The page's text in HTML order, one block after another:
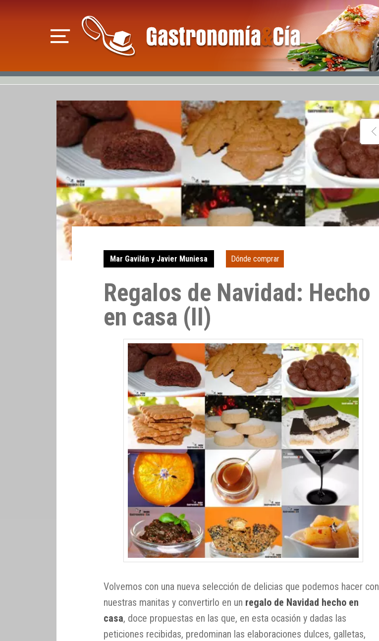
Mar Gavilán y Javier Muniesa Dónde comprar
Regalos de Navidad: Hecho
en casa (II)
Volvemos con una nueva selección de delicias que podemos hacer con
nuestras manitas y convertirlo en un regalo de Navidad hecho en
casa, doce propuestas en las que, en esta ocasión y dadas las
peticiones recibidas, predominan las elaboraciones dulces, galletas,